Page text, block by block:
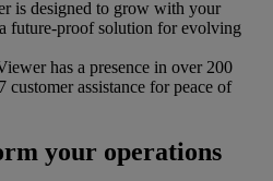
is designed to grow with your
future-proof solution for evolving
has a presence in over 200
customer assistance for peace of
your operations